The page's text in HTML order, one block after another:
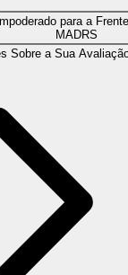
para a
MADRS
Sobre a Sua